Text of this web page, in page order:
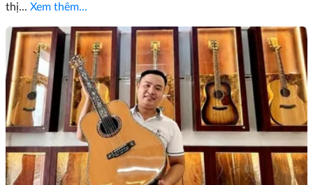
thị... Xem thêm...